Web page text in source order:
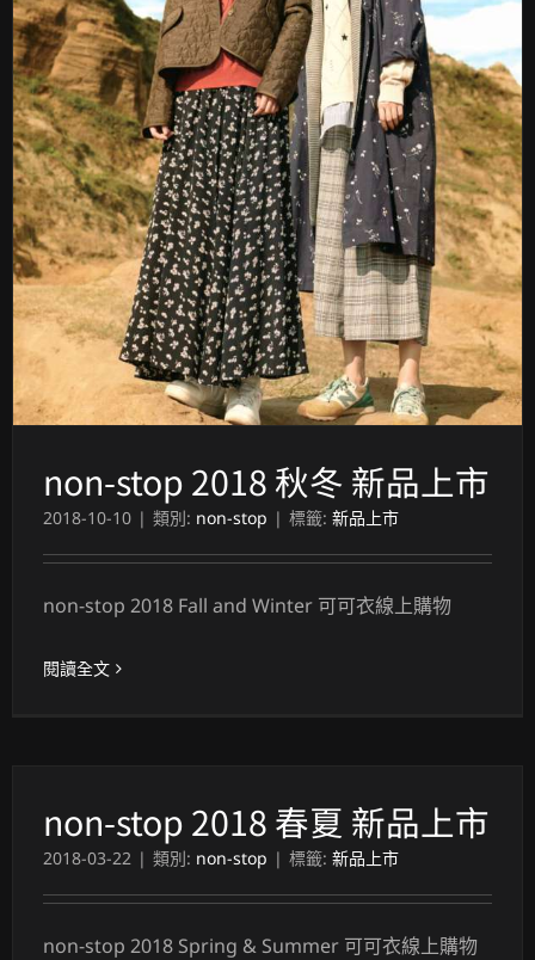
non-stop 2018 秋冬 新品上市
2018-10-10 | 類別: non-stop | 標籤: 新品上市
non-stop 2018 Fall and Winter 可可衣線上購物
閱讀全文
non-stop 2018 春夏 新品上市
2018-03-22 | 類別: non-stop | 標籤: 新品上市
non-stop 2018 Spring & Summer 可可衣線上購物